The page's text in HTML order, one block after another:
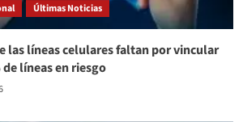
Últimas Noticias
las líneas celulares faltan por vincular
de líneas en riesgo